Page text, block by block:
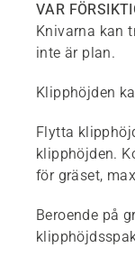
VAR
Knivarna kan
inte är plan.
Klipphöjden
Flytta
klipphöjden.
för gräset,
Beroende på